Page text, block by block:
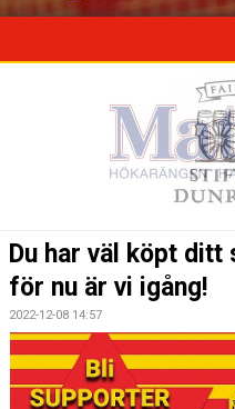
OM KLUBBEN
WEBBUTIK
Du har väl köpt
för nu är vi igång!
2022-12-08 14:57